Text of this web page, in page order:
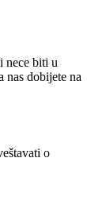
nece biti u
nas dobijete na
o